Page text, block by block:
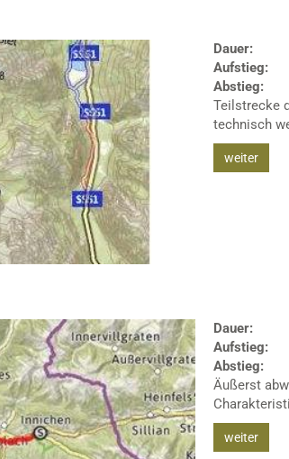
Dauer:
Aufstieg:
Abstieg:
Teilstrecke
technisch
weiter
Dauer:
Aufstieg:
Abstieg:
Äußerst
weiter